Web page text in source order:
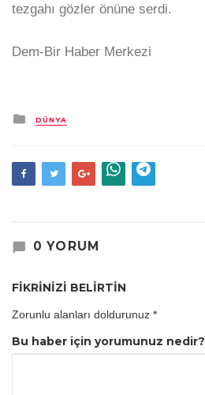
tezgahı gözler önüne serdi.
Dem-Bir Haber Merkezi
Kategori
DÜNYA
0 YORUM
FİKRİNİZİ BELİRTİN
Zorunlu alanları doldurunuz *
Bu haber için yorumunuz nedir?